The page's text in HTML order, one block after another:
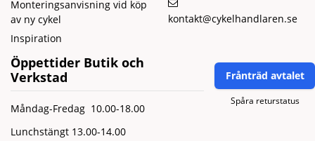
Monteringsanvisning vid köp
av ny cykel
Inspiration
kontakt@cykelhandlaren.se
Öppettider Butik och
Verkstad
Måndag-Fredag 10.00-18.00
Lunchstängt 13.00-14.00
Frånträd avtalet
Spåra returstatus